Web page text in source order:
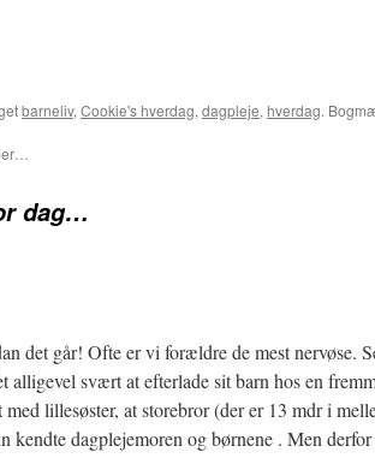
barneliv, Cookie's hverdag, dagpleje, hverdag.
dag…
det går! Ofte er vi forældre de mest nervøse.
alligevel svært at efterlade sit barn hos en
lillesøster, at storebror (der er 13 mdr i
kendte dagplejemoren og børnene . Men